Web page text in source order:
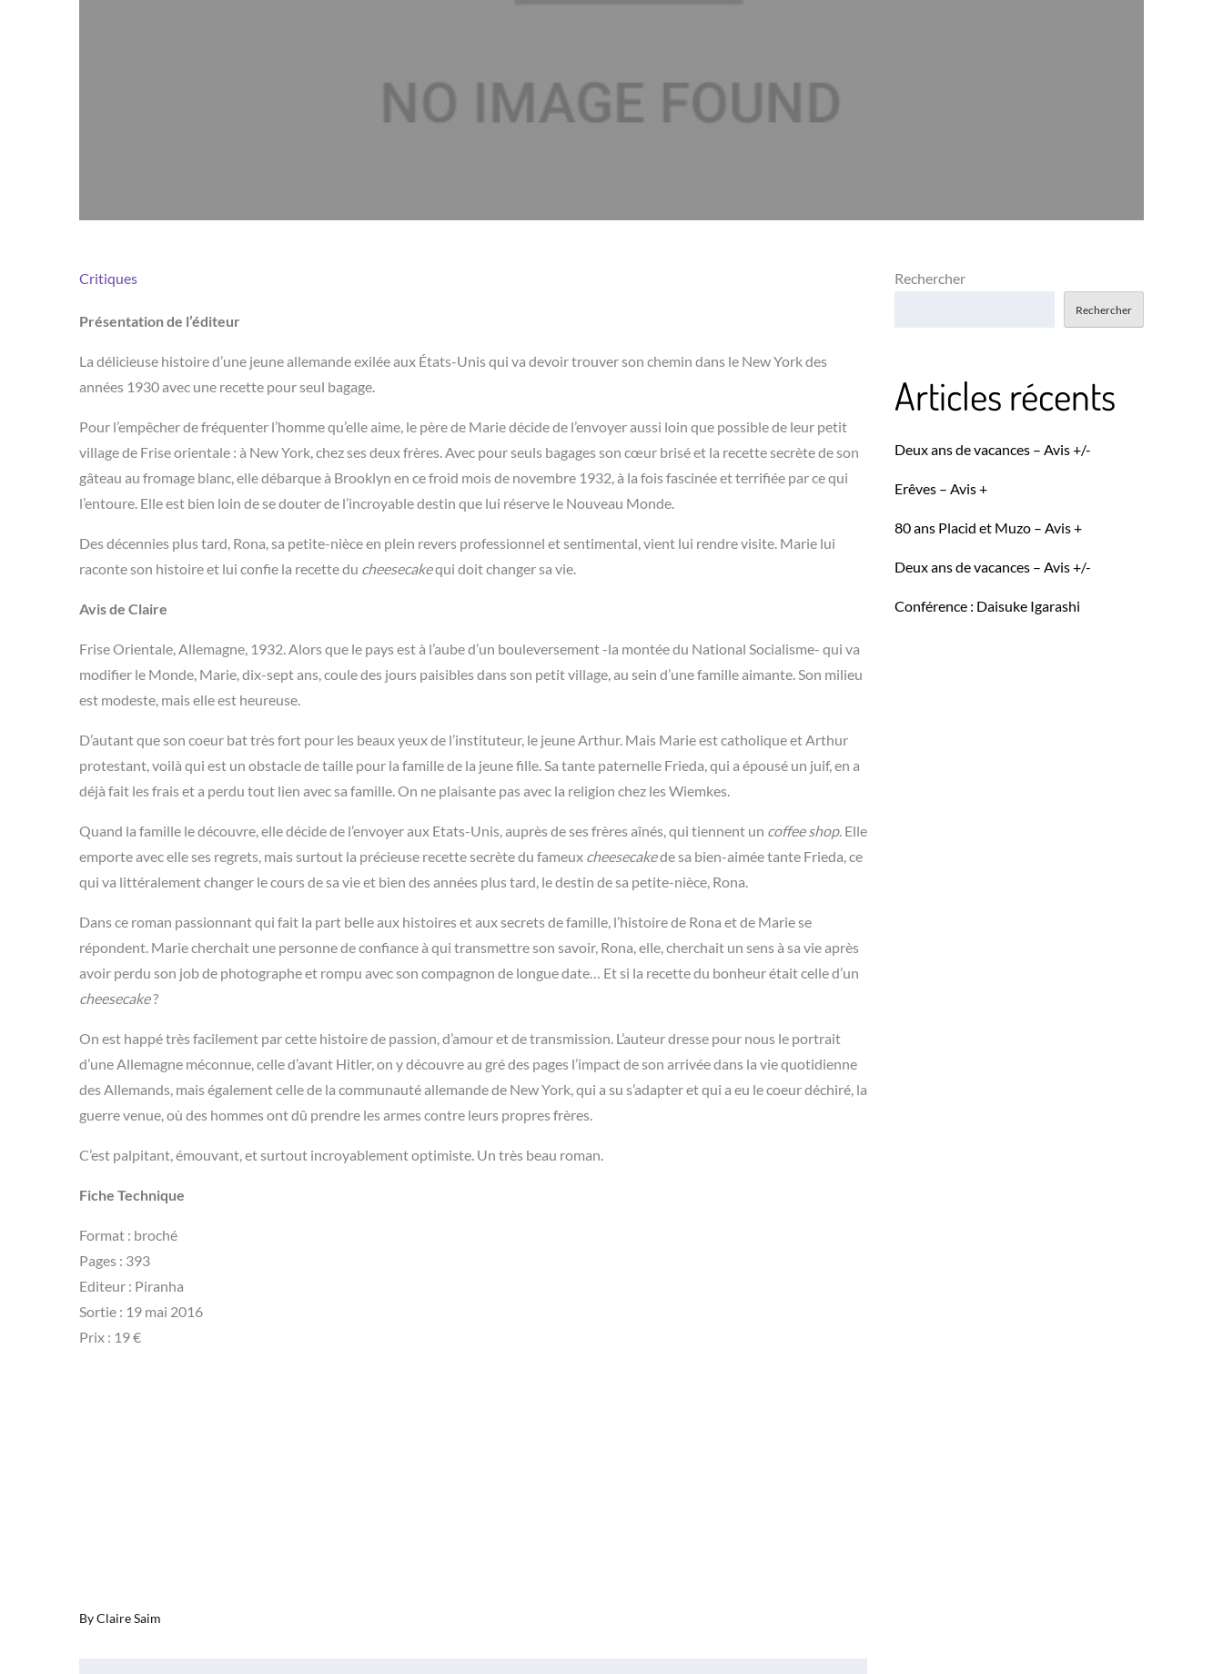
Critiques
Présentation de l’éditeur
La délicieuse histoire d’une jeune allemande exilée aux États-Unis qui va devoir trouver son chemin dans le New York des
années 1930 avec une recette pour seul bagage.
Pour l’empêcher de fréquenter l’homme qu’elle aime, le père de Marie décide de l’envoyer aussi loin que possible de leur petit
village de Frise orientale : à New York, chez ses deux frères. Avec pour seuls bagages son cœur brisé et la recette secrète de son
gâteau au fromage blanc, elle débarque à Brooklyn en ce froid mois de novembre 1932, à la fois fascinée et terrifiée par ce qui
l’entoure. Elle est bien loin de se douter de l’incroyable destin que lui réserve le Nouveau Monde.
Des décennies plus tard, Rona, sa petite-nièce en plein revers professionnel et sentimental, vient lui rendre visite. Marie lui
raconte son histoire et lui confie la recette du cheesecakequi doit changer sa vie.
Avis de Claire
Frise Orientale, Allemagne, 1932. Alors que le pays est à l’aube d’un bouleversement -la montée du National Socialisme- qui va
modifier le Monde, Marie, dix-sept ans, coule des jours paisibles dans son petit village, au sein d’une famille aimante. Son milieu
est modeste, mais elle est heureuse.
D’autant que son coeur bat très fort pour les beaux yeux de l’instituteur, le jeune Arthur. Mais Marie est catholique et Arthur
protestant, voilà qui est un obstacle de taille pour la famille de la jeune fille. Sa tante paternelle Frieda, qui a épousé un juif, en a
déjà fait les frais et a perdu tout lien avec sa famille. On ne plaisante pas avec la religion chez les Wiemkes.
Quand la famille le découvre, elle décide de l’envoyer aux Etats-Unis, auprès de ses frères aînés, qui tiennent un coffee shop. Elle
emporte avec elle ses regrets, mais surtout la précieuse recette secrète du fameux cheesecakede sa bien-aimée tante Frieda, ce
qui va littéralement changer le cours de sa vie et bien des années plus tard, le destin de sa petite-nièce, Rona.
Dans ce roman passionnant qui fait la part belle aux histoires et aux secrets de famille, l’histoire de Rona et de Marie se
répondent. Marie cherchait une personne de confiance à qui transmettre son savoir, Rona, elle, cherchait un sens à sa vie après
avoir perdu son job de photographe et rompu avec son compagnon de longue date… Et si la recette du bonheur était celle d’un
cheesecake?
On est happé très facilement par cette histoire de passion, d’amour et de transmission. L’auteur dresse pour nous le portrait
d’une Allemagne méconnue, celle d’avant Hitler, on y découvre au gré des pages l’impact de son arrivée dans la vie quotidienne
des Allemands, mais également celle de la communauté allemande de New York, qui a su s’adapter et qui a eu le coeur déchiré, la
guerre venue, où des hommes ont dû prendre les armes contre leurs propres frères.
C’est palpitant, émouvant, et surtout incroyablement optimiste. Un très beau roman.
Fiche Technique
Format : broché
Pages : 393
Editeur : Piranha
Sortie : 19 mai 2016
Prix : 19 €
ByClaire Saim
Rechercher
Rechercher
Articles récents
Deux ans de vacances – Avis +/-
Erêves – Avis +
80 ans Placid et Muzo – Avis +
Deux ans de vacances – Avis +/-
Conférence : Daisuke Igarashi